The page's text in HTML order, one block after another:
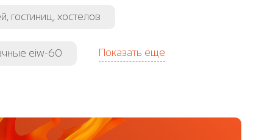
гостиниц, хостелов
eiw-60 Показать еще